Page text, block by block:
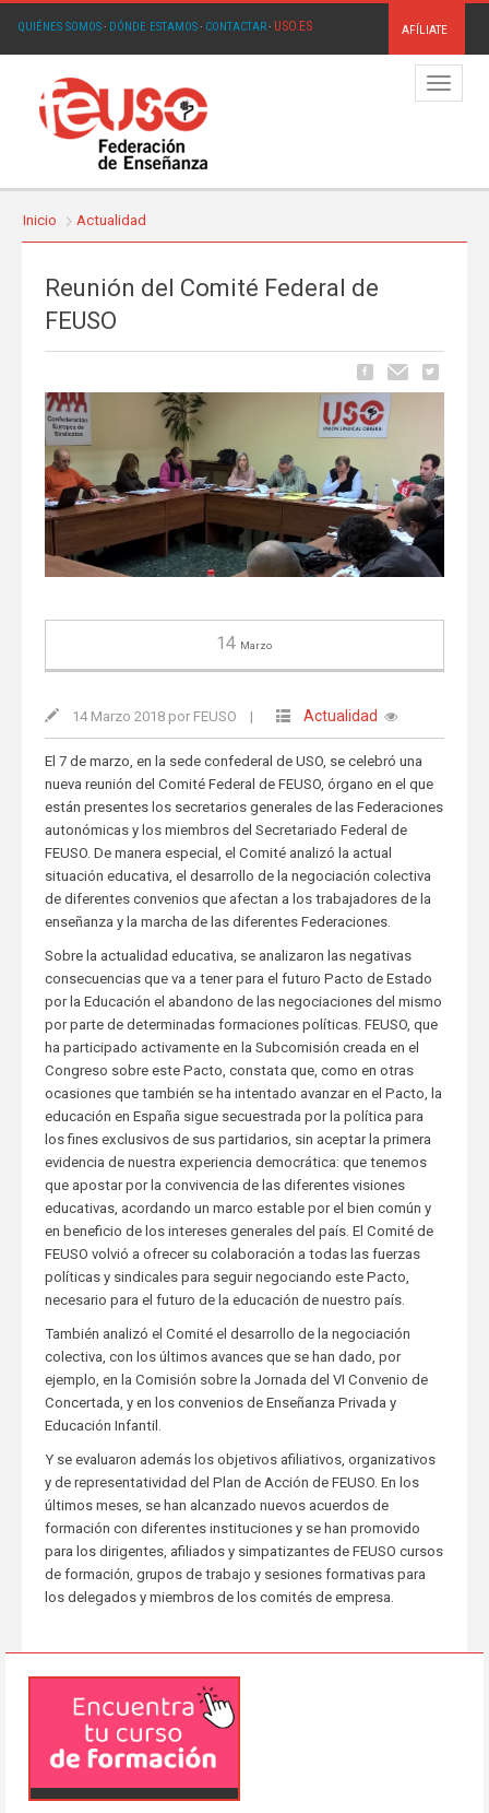
QUIÉNES SOMOS· DÓNDE ESTAMOS· CONTACTAR· USO.ES AFÍLIATE
Menú
Inicio Actualidad
Reunión del Comité Federal de
FEUSO
14 Marzo
14 Marzo 2018 por FEUSO | Actualidad
El 7 de marzo, en la sede confederal de USO, se celebró una
nueva reunión del Comité Federal de FEUSO, órgano en el que
están presentes los secretarios generales de las Federaciones
autonómicas y los miembros del Secretariado Federal de
FEUSO. De manera especial, el Comité analizó la actual
situación educativa, el desarrollo de la negociación colectiva
de diferentes convenios que afectan a los trabajadores de la
enseñanza y la marcha de las diferentes Federaciones.
Sobre la actualidad educativa, se analizaron las negativas
consecuencias que va a tener para el futuro Pacto de Estado
por la Educación el abandono de las negociaciones del mismo
por parte de determinadas formaciones políticas. FEUSO, que
ha participado activamente en la Subcomisión creada en el
Congreso sobre este Pacto, constata que, como en otras
ocasiones que también se ha intentado avanzar en el Pacto, la
educación en España sigue secuestrada por la política para
los fines exclusivos de sus partidarios, sin aceptar la primera
evidencia de nuestra experiencia democrática: que tenemos
que apostar por la convivencia de las diferentes visiones
educativas, acordando un marco estable por el bien común y
en beneficio de los intereses generales del país. El Comité de
FEUSO volvió a ofrecer su colaboración a todas las fuerzas
políticas y sindicales para seguir negociando este Pacto,
necesario para el futuro de la educación de nuestro país.
También analizó el Comité el desarrollo de la negociación
colectiva, con los últimos avances que se han dado, por
ejemplo, en la Comisión sobre la Jornada del VI Convenio de
Concertada, y en los convenios de Enseñanza Privada y
Educación Infantil.
Y se evaluaron además los objetivos afiliativos, organizativos
y de representatividad del Plan de Acción de FEUSO. En los
últimos meses, se han alcanzado nuevos acuerdos de
formación con diferentes instituciones y se han promovido
para los dirigentes, afiliados y simpatizantes de FEUSO cursos
de formación, grupos de trabajo y sesiones formativas para
los delegados y miembros de los comités de empresa.